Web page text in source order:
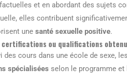
et en abordant des sujets
elles contribuent
une santé sexuelle positive.
ou qualifications
des cours dans une école de sexe,
spécialisées selon le programme